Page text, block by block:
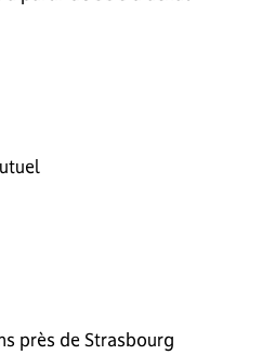
près de Strasbourg